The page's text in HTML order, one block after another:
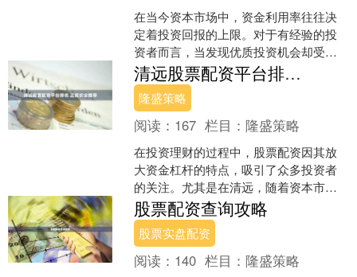
在当今资本市场中，资金利用率往往决
定着投资回报的上限。对于有经验的投
资者而言，当发现优质投资机会却受限
于资金规模时，选择一家专业配资公司
提供杠杆服务，便成为实现....
清远股票配资平台排名 正规安全推荐
隆盛策略
阅读： 167 栏目：隆盛策略
在投资理财的过程中，股票配资因其放
大资金杠杆的特点，吸引了众多投资者
的关注。尤其是在清远，随着资本市场
活跃度的提升，不少股民开始寻找合适
的配资平台。然而，面对市....
股票配资查询攻略
股票实盘配资
阅读： 140 栏目：隆盛策略